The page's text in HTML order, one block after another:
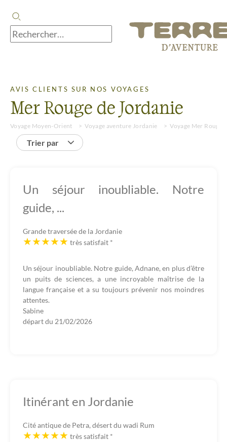
AVIS CLIENTS SUR NOS VOYAGES
Mer Rouge de Jordanie
Voyage Moyen-Orient Voyage aventure Jordanie Voyage Mer Rouge
Trier par
Un séjour inoubliable. Notre
guide, ...
Grande traversée de la Jordanie
très satisfait *
Un séjour inoubliable. Notre guide, Adnane, en plus d’être
un puits de sciences, a une incroyable maîtrise de la
langue française et a su toujours prévenir nos moindres
attentes.
Sabine
départ du 21/02/2026
Itinérant en Jordanie
Cité antique de Petra, désert du wadi Rum
très satisfait *